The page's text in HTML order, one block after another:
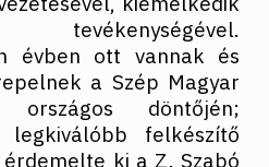
tevékenységével.
évben ott vannak és
a Szép Magyar
országos döntőjén;
legkiválóbb felkészítő
ki a Z. Szabó